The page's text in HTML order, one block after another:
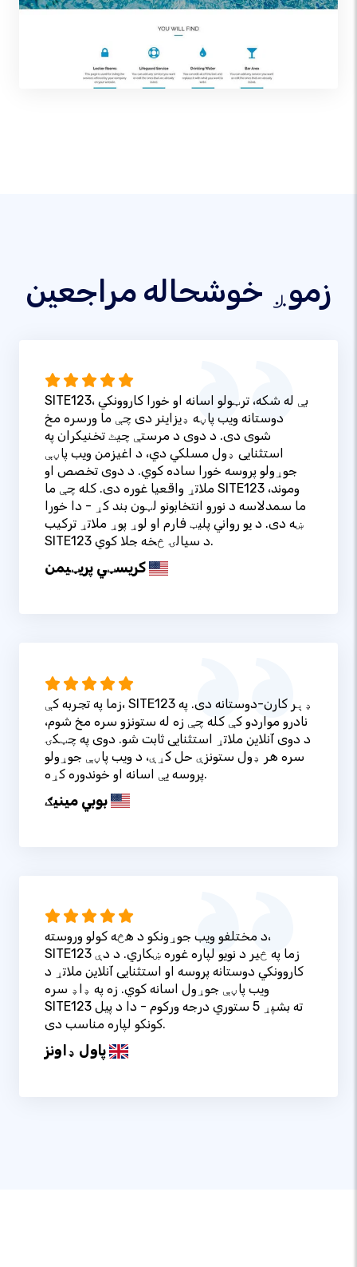
زموږ خوشحاله مراجعین
SITE123، بې له شکه، ترټولو اسانه او خورا کاروونکي
دوستانه ویب پاڼه ډیزاینر دی چې ما ورسره مخ
شوی دی. د دوی د مرستې چیٹ تخنیکران په
استثنایی ډول مسلکي دي، د اغیزمن ویب پاڼې
جوړولو پروسه خورا ساده کوي. د دوی تخصص او
ملاتړ واقعیا غوره دی. کله چې ما SITE123 وموند،
ما سمدلاسه د نورو انتخابونو لټون بند کړ - دا خورا
ښه دی. د یو رواني پلیټ فارم او لوړ پوړ ملاتړ ترکیب
SITE123 د سیالۍ څخه جلا کوي.
کریسټي پریټيمن
زما په تجربه کې، SITE123 ډېر کارن-دوستانه دی. په
نادرو مواردو کې کله چې زه له ستونزو سره مخ شوم،
د دوی آنلاین ملاتړ استثنایی ثابت شو. دوی په چټکۍ
سره هر ډول ستونزې حل کړې، د ویب پاڼې جوړولو
پروسه یې اسانه او خوندوره کړه.
بوبي مینیګ
د مختلفو ویب جوړونکو د هڅه کولو وروسته،
SITE123 زما په څیر د نویو لپاره غوره ښکاري. د دې
کاروونکي دوستانه پروسه او استثنایی آنلاین ملاتړ د
ویب پاڼې جوړول اسانه کوي. زه په ډاډ سره
SITE123 ته بشپړ 5 ستوري درجه ورکوم - دا د پیل
کونکو لپاره مناسب دی.
پاول ډاونز